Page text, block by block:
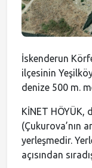
Meclis Gündemi
Muhtarlıklar
Faliyet Raporları
Stratejik Plan
İskenderun
ilçesinin
denize 500 m.
KİNET HÖYÜK,
(Çukurova’nın
yerleşmedir.
açısından